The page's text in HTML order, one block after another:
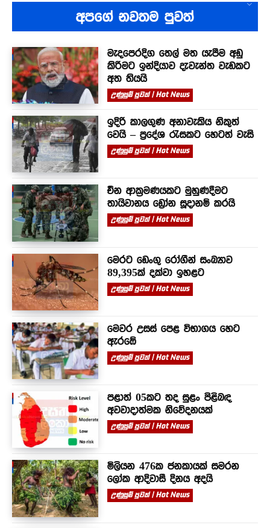
අපගේ නවතම පුවත්
මැදපෙරදිග තෙල් මත යැපීම අඩු
කිරීමට ඉන්දියාව දැවැන්ත වැඩකට
අත තියයි
උණුසුම් පුවත් | Hot News
ඉදිරි කාලගුණ අනාවැකිය නිකුත්
වෙයි – ප්‍රදේශ රැසකට හෙටත් වැසි
උණුසුම් පුවත් | Hot News
චීන ආක්‍රමණයකට මුහුණදීමට
තායිවානය ඩ්‍රෝන සූදානම් කරයි
උණුසුම් පුවත් | Hot News
මෙරට ඩෙංගු රෝගීන් සංඛ්‍යාව
89,395ක් දක්වා ඉහළට
උණුසුම් පුවත් | Hot News
මෙවර උසස් පෙළ විභාගය හෙට
ඇරඹේ
උණුසුම් පුවත් | Hot News
පළාත් 05කට තද සුළං පිළිබඳ
අවවාදාත්මක නිවේදනයක්
උණුසුම් පුවත් | Hot News
මිලියන 476ක ජනකායක් සමරන
ලෝක ආදිවාසී දිනය අදයි
උණුසුම් පුවත් | Hot News